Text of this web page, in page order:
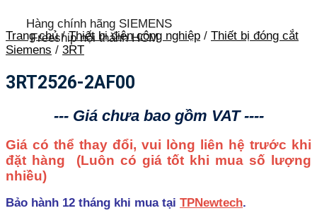
Hàng chính hãng SIEMENS
Freeship nội thành HCM
Trang chủ / Thiết bị điện công nghiệp / Thiết bị đóng cắt
Siemens / 3RT
3RT2526-2AF00
--- Giá chưa bao gồm VAT ----
Giá có thể thay đổi, vui lòng liên hệ trước khi
đặt hàng (Luôn có giá tốt khi mua số lượng
nhiều)
Bảo hành 12 tháng khi mua tại TPNewtech.